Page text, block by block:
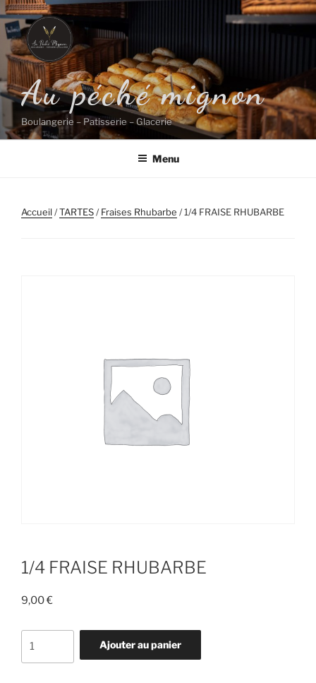
Aller
au
contenu
principal
Au péché mignon
Boulangerie – Patisserie – Glacerie
Menu
Accueil/TARTES/Fraises Rhubarbe / 1/4 FRAISE RHUBARBE
1/4 FRAISE RHUBARBE
9,00€
Ajouter au panier